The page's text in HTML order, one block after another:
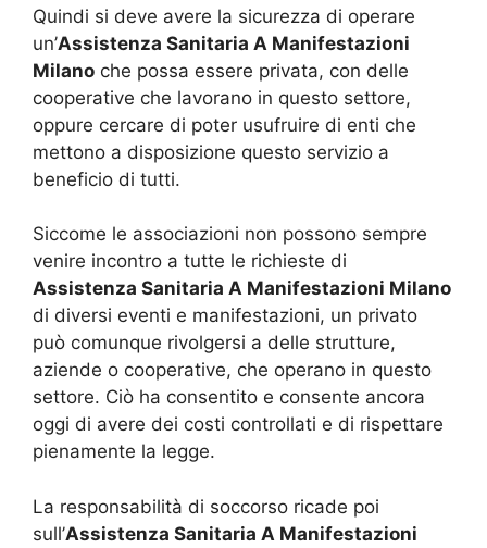
Quindi si deve avere la sicurezza di operare
un’Assistenza Sanitaria A Manifestazioni
Milano che possa essere privata, con delle
cooperative che lavorano in questo settore,
oppure cercare di poter usufruire di enti che
mettono a disposizione questo servizio a
beneficio di tutti.
Siccome le associazioni non possono sempre
venire incontro a tutte le richieste di
Assistenza Sanitaria A Manifestazioni Milano
di diversi eventi e manifestazioni, un privato
può comunque rivolgersi a delle strutture,
aziende o cooperative, che operano in questo
settore. Ciò ha consentito e consente ancora
oggi di avere dei costi controllati e di rispettare
pienamente la legge.
La responsabilità di soccorso ricade poi
sull’Assistenza Sanitaria A Manifestazioni